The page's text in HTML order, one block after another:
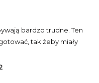
bardzo trudne. Ten
tak żeby miały